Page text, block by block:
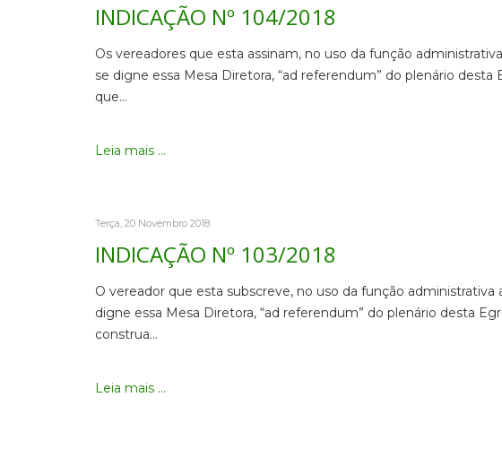
INDICAÇÃO Nº 104/2018
Os vereadores que esta assinam, no uso da função
se digne essa Mesa Diretora, “ad referendum” do plenário
que…
Leia mais ...
Terça, 20 Novembro 2018
INDICAÇÃO Nº 103/2018
O vereador que esta subscreve, no uso da função
digne essa Mesa Diretora, “ad referendum” do plenário desta
construa…
Leia mais ...